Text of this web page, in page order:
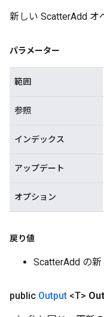
新しい ScatterAdd
パラメーター
範囲
参照
インデックス
アップデート
オプション
戻り値
ScatterAdd の
public Output <T>